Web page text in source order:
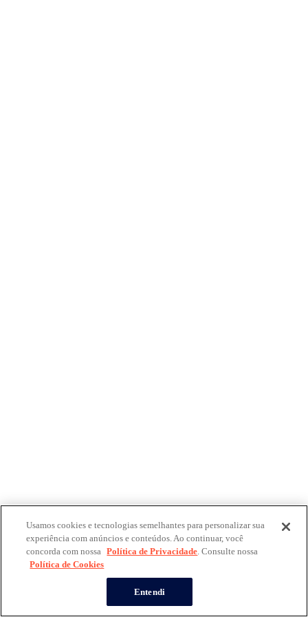
Usamos cookies e tecnologias semelhantes para personalizar sua
experiência com anúncios e conteúdos. Ao continuar, você
concorda com nossa Política de Privacidade. Consulte nossa
Política de Cookies
Entendi